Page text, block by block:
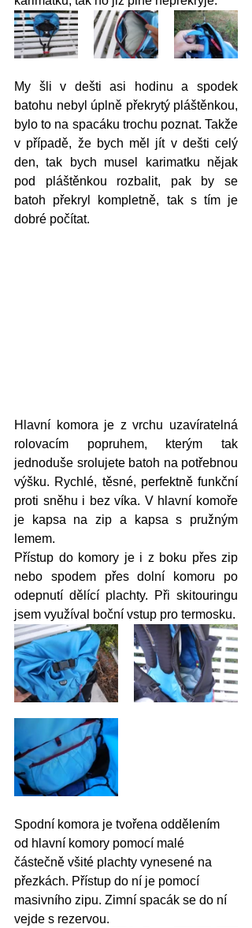
My šli v dešti asi hodinu a spodek
batohu nebyl úplně překrytý pláštěnkou,
bylo to na spacáku trochu poznat. Takže
v případě, že bych měl jít v dešti celý
den, tak bych musel karimatku nějak
pod pláštěnkou rozbalit, pak by se
batoh překryl kompletně, tak s tím je
dobré počítat.
Hlavní komora je z vrchu uzavíratelná
rolovacím popruhem, kterým tak
jednoduše srolujete batoh na potřebnou
výšku. Rychlé, těsné, perfektně funkční
proti sněhu i bez víka. V hlavní komoře
je kapsa na zip a kapsa s pružným
lemem.
Přístup do komory je i z boku přes zip
nebo spodem přes dolní komoru po
odepnutí dělící plachty. Při skitouringu
jsem využíval boční vstup pro termosku.
Spodní komora je tvořena oddělením
od hlavní komory pomocí malé
částečně všité plachty vynesené na
přezkách. Přístup do ní je pomocí
masivního zipu. Zimní spacák se do ní
vejde s rezervou.